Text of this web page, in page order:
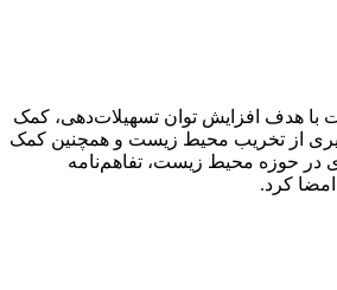
هدف افزایش توان تسهیلات‌دهی، کمک
از تخریب محیط زیست و همچنین کمک
حوزه محیط زیست، تفاهم‌نامه
کرد.